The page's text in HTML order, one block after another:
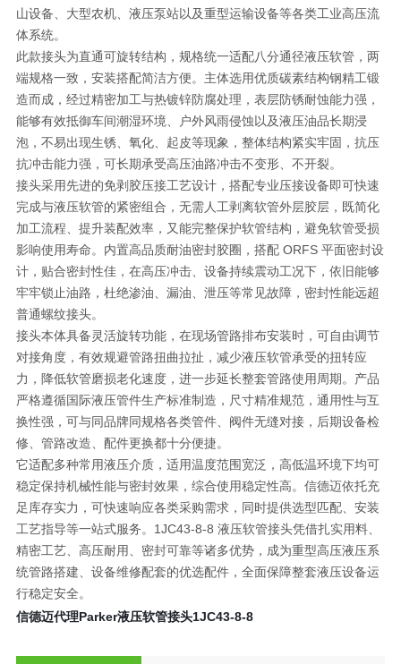
山设备、大型农机、液压泵站以及重型运输设备等各类工业高压流
体系统。
此款接头为直通可旋转结构，规格统一适配八分通径液压软管，两
端规格一致，安装搭配简洁方便。主体选用优质碳素结构钢精工锻
造而成，经过精密加工与热镀锌防腐处理，表层防锈耐蚀能力强，
能够有效抵御车间潮湿环境、户外风雨侵蚀以及液压油品长期浸
泡，不易出现生锈、氧化、起皮等现象，整体结构紧实牢固，抗压
抗冲击能力强，可长期承受高压油路冲击不变形、不开裂。
接头采用先进的免剥胶压接工艺设计，搭配专业压接设备即可快速
完成与液压软管的紧密组合，无需人工剥离软管外层胶层，既简化
加工流程、提升装配效率，又能完整保护软管结构，避免软管受损
影响使用寿命。内置高品质耐油密封胶圈，搭配 ORFS 平面密封设
计，贴合密封性佳，在高压冲击、设备持续震动工况下，依旧能够
牢牢锁止油路，杜绝渗油、漏油、泄压等常见故障，密封性能远超
普通螺纹接头。
接头本体具备灵活旋转功能，在现场管路排布安装时，可自由调节
对接角度，有效规避管路扭曲拉扯，减少液压软管承受的扭转应
力，降低软管磨损老化速度，进一步延长整套管路使用周期。产品
严格遵循国际液压管件生产标准制造，尺寸精准规范，通用性与互
换性强，可与同品牌同规格各类管件、阀件无缝对接，后期设备检
修、管路改造、配件更换都十分便捷。
它适配多种常用液压介质，适用温度范围宽泛，高低温环境下均可
稳定保持机械性能与密封效果，综合使用稳定性高。信德迈依托充
足库存实力，可快速响应各类采购需求，同时提供选型匹配、安装
工艺指导等一站式服务。1JC43-8-8 液压软管接头凭借扎实用料、
精密工艺、高压耐用、密封可靠等诸多优势，成为重型高压液压系
统管路搭建、设备维修配套的优选配件，全面保障整套液压设备运
行稳定安全。
信德迈代理Parker液压软管接头1JC43-8-8